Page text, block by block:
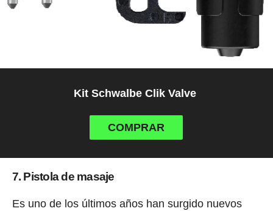
Kit Schwalbe Clik Valve
COMPRAR
7. Pistola de masaje
Es uno de los últimos años han surgido nuevos